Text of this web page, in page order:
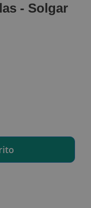
- Solgar